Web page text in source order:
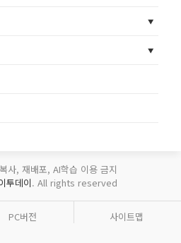
사, 재배포, AI학습 이용 금지
투데이. All rights reserved
PC버전 사이트맵